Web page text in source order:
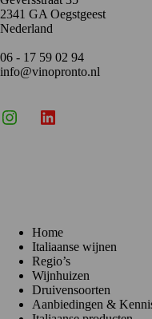
2341 GA Oegstgeest
Nederland
06 - 17 59 02 94
info@vinopronto.nl
InstagramLinkedIn
Home
Italiaanse wijnen
Regio’s
Wijnhuizen
Druivensoorten
Aanbiedingen &